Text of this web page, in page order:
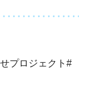
プロジェクト#